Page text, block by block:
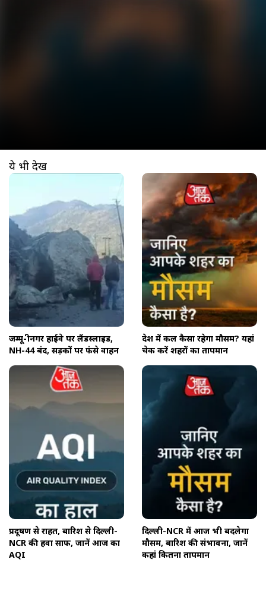
खुल रहा है
ये भी देखें
जम्मू-श्रीनगर हाईवे पर लैंडस्लाइड,
NH-44 बंद, सड़कों पर फंसे वाहन
देश में कल कैसा रहेगा मौसम? यहां
चेक करें शहरों का तापमान
प्रदूषण से राहत, बारिश से दिल्ली-
NCR की हवा साफ, जानें आज का
AQI
दिल्ली-NCR में आज भी बदलेगा
मौसम, बारिश की संभावना, जानें
कहां कितना तापमान